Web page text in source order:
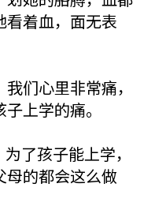
看着血，面无表
们心里非常痛，
上学的痛。
了孩子能上学，
母的都会这么做